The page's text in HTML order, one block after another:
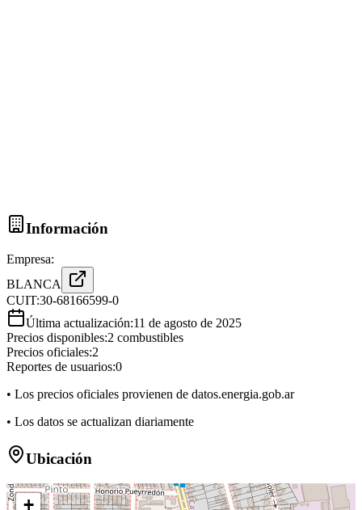
Información
Empresa:
BLANCA
CUIT:30-68166599-0
Última actualización:11 de agosto de 2025
Precios disponibles:2 combustibles
Precios oficiales:2
Reportes de usuarios:0
• Los precios oficiales provienen de datos.energia.gob.ar
• Los datos se actualizan diariamente
Ubicación
+